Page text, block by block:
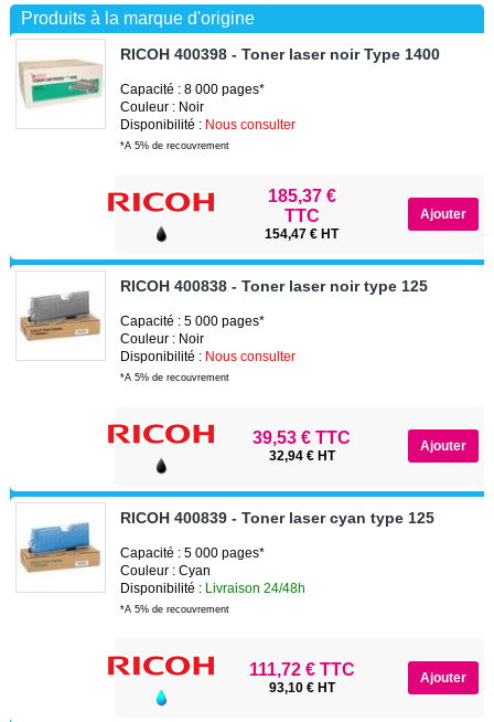
Produits à la marque d'origine
RICOH 400398 - Toner laser noir Type 1400
Capacité : 8 000 pages*
Couleur : Noir
Disponibilité : Nous consulter
*A 5% de recouvrement
185,37 €
TTC
154,47 € HT
RICOH 400838 - Toner laser noir type 125
Capacité : 5 000 pages*
Couleur : Noir
Disponibilité : Nous consulter
*A 5% de recouvrement
39,53 € TTC
32,94 € HT
RICOH 400839 - Toner laser cyan type 125
Capacité : 5 000 pages*
Couleur : Cyan
Disponibilité : Livraison 24/48h
*A 5% de recouvrement
111,72 € TTC
93,10 € HT